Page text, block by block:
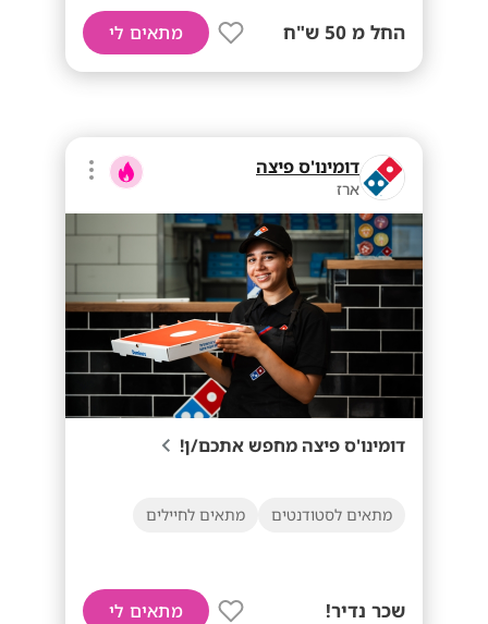
החל מ 50 ש"ח מתאים לי
דומינו'ס פיצה
ארז
דומינו'ס פיצה מחפש אתכם/ן!
מתאים לסטודנטים מתאים לחיילים
שכר נדיר! מתאים לי